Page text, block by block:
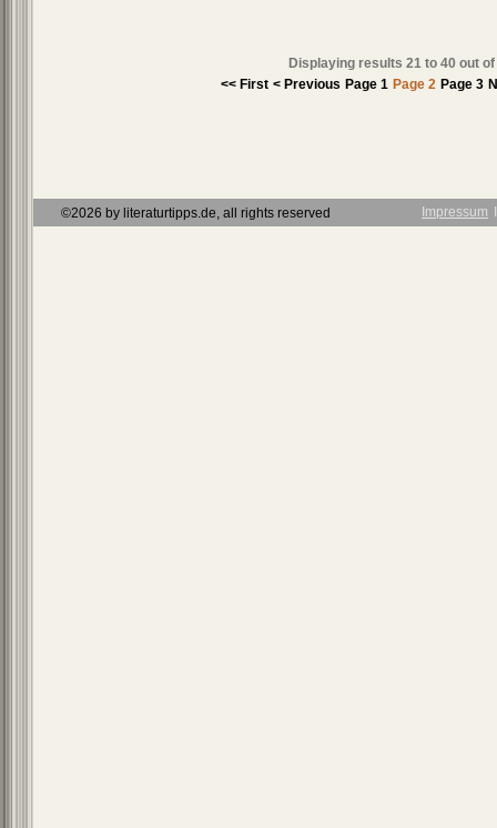
Displaying results 21 to 40 out of
<< First < Previous Page 1 Page 2 Page 3
©2026 by literaturtipps.de, all rights reserved Impressum